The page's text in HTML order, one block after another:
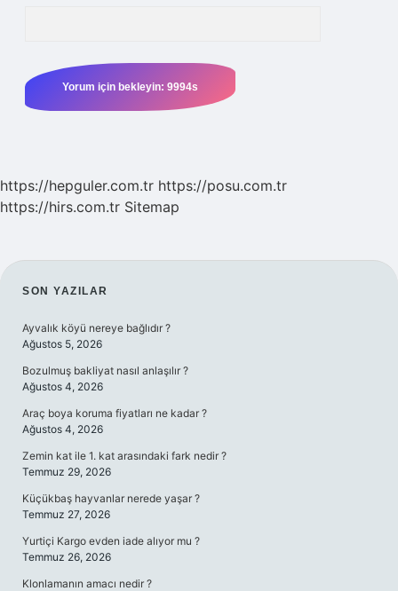
https://hepguler.com.tr https://posu.com.tr
https://hirs.com.tr Sitemap
SIDEBAR
SON YAZILAR
Ayvalık köyü nereye bağlıdır ?
Ağustos 5, 2026
Bozulmuş bakliyat nasıl anlaşılır ?
Ağustos 4, 2026
Araç boya koruma fiyatları ne kadar ?
Ağustos 4, 2026
Zemin kat ile 1. kat arasındaki fark nedir ?
Temmuz 29, 2026
Küçükbaş hayvanlar nerede yaşar ?
Temmuz 27, 2026
Yurtiçi Kargo evden iade alıyor mu ?
Temmuz 26, 2026
Klonlamanın amacı nedir ?